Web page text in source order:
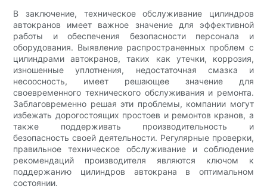
В заключение, техническое обслуживание цилиндров
автокранов имеет важное значение для эффективной
работы и обеспечения безопасности персонала и
оборудования. Выявление распространенных проблем с
цилиндрами автокранов, таких как утечки, коррозия,
изношенные уплотнения, недостаточная смазка и
несоосность, имеет решающее значение для
своевременного технического обслуживания и ремонта.
Заблаговременно решая эти проблемы, компании могут
избежать дорогостоящих простоев и ремонтов кранов, а
также поддерживать производительность и
безопасность своей деятельности. Регулярные проверки,
правильное техническое обслуживание и соблюдение
рекомендаций производителя являются ключом к
поддержанию цилиндров автокрана в оптимальном
состоянии.